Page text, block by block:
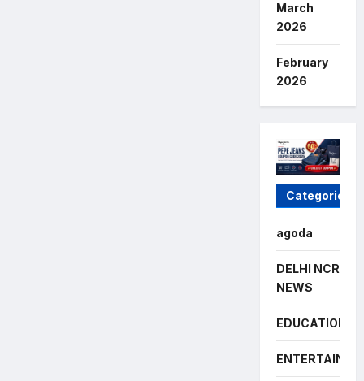
March
2026
February
2026
Categories
agoda
DELHI NCR
NEWS
EDUCATION